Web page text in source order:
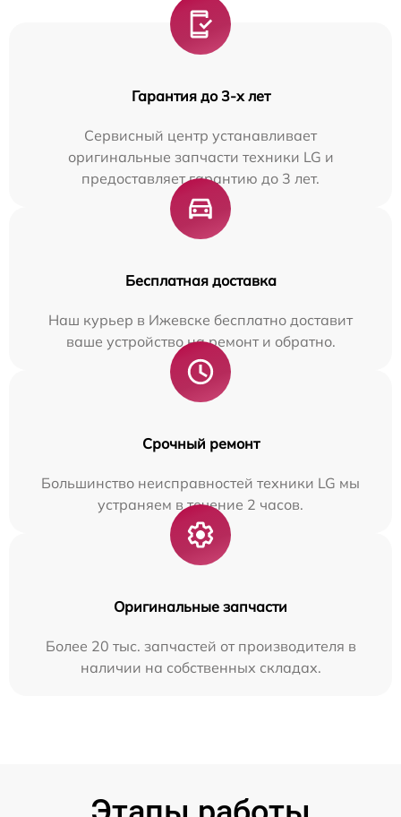
Гарантия до 3-х лет
Сервисный центр устанавливает
оригинальные запчасти техники LG и
предоставляет гарантию до 3 лет.
Бесплатная доставка
Наш курьер в Ижевске бесплатно доставит
ваше устройство на ремонт и обратно.
Срочный ремонт
Большинство неисправностей техники LG мы
устраняем в течение 2 часов.
Оригинальные запчасти
Более 20 тыс. запчастей от производителя в
наличии на собственных складах.